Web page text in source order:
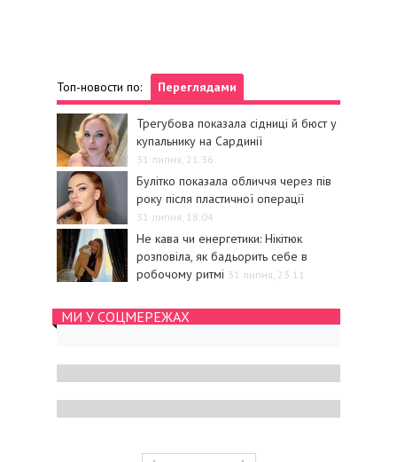
Топ-новости по: Переглядами
Трегубова показала сідниці й бюст у
купальнику на Сардинії
31 липня, 21:36
Булітко показала обличчя через пів
року після пластичної операції
31 липня, 18:04
Не кава чи енергетики: Нікітюк
розповіла, як бадьорить себе в
робочому ритмі 31 липня, 23:11
МИ У СОЦМЕРЕЖАХ